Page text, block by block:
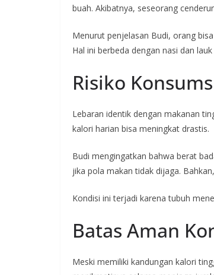
buah. Akibatnya, seseorang
Menurut penjelasan Budi, orang
Hal ini berbeda dengan nasi dan
Risiko
Lebaran identik dengan makanan
kalori harian bisa meningkat drastis.
Budi mengingatkan bahwa berat
jika pola makan tidak dijaga.
Kondisi ini terjadi karena tubuh
Batas Aman
Meski memiliki kandungan kalori